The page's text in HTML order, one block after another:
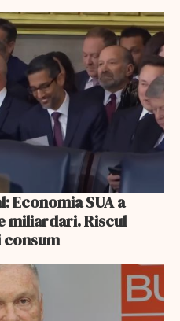
Economia SUA a
miliardari. Riscul
consum